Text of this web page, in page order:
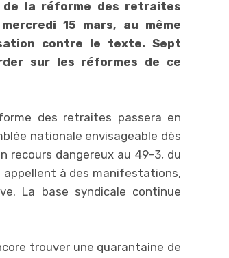
de la réforme des retraites
15 mars, au même
contre le texte. Sept
sur les réformes de ce
des retraites passera en
nationale envisageable dès
recours dangereux au 49-3, du
appellent à des manifestations,
La base syndicale continue
trouver une quarantaine de